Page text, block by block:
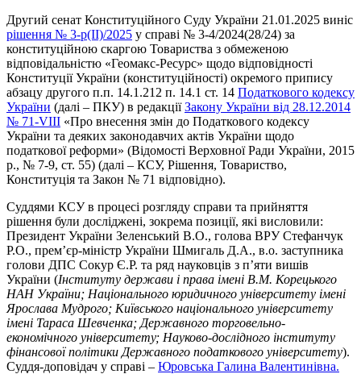
Другий сенат Конституційного Суду України 21.01.2025 виніс
рішення № 3-р(ІІ)/2025 у справі № 3-4/2024(28/24) за
конституційною скаргою Товариства з обмеженою
відповідальністю «Геомакс-Ресурс» щодо відповідності
Конституції України (конституційності) окремого припису
абзацу другого п.п. 14.1.212 п. 14.1 ст. 14 Податкового кодексу
України (далі – ПКУ) в редакціїЗакону України від 28.12.2014
№ 71-VIII «Про внесення змін до Податкового кодексу
України та деяких законодавчих актів України щодо
податкової реформи» (Відомості Верховної Ради України, 2015
р., № 7-9, ст. 55) (далі – КСУ, Рішення, Товариство,
Конституція та Закон № 71 відповідно).
Суддями КСУ в процесі розгляду справи та прийняття
рішення були досліджені, зокрема позиції, які висловили:
Президент України Зеленський В.О., голова ВРУ Стефанчук
Р.О., прем’єр-міністр України Шмигаль Д.А., в.о. заступника
голови ДПС Сокур Є.Р. та ряд науковців з п’яти вишів
України (Інституту держави і права імені В.М. Корецького
НАН України; Національного юридичного університету імені
Ярослава Мудрого; Київського національного університету
імені Тараса Шевченка; Державного торговельно-
економічного університету; Науково-дослідного інституту
фінансової політики Державного податкового університету).
Суддя-доповідач у справі – Юровська Галина Валентинівна.